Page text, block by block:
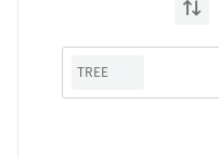
TREE